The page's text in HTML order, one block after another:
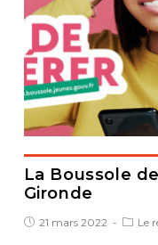
La Boussole
Gironde
21 mars 2022 Le